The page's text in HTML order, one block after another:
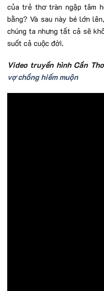
của trẻ thơ tràn ngập tâm
bằng? Và sau này bé lớn
chúng ta nhưng tất cả sẽ
suốt cả cuộc đời.
Video truyền hình Cần
vợ chồng hiếm muộn